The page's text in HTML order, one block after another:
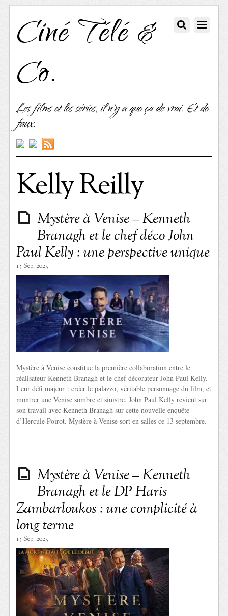
Ciné Télé &
Co.
Les films et les séries, il n'y a que ça de vrai. Et de
faux.
Kelly Reilly
Mystère à Venise – Kenneth
Branagh et le chef déco John
Paul Kelly : une perspective unique
13 Sep. 2023
Mystère à Venise constitue la première collaboration entre le
réalisateur Kenneth Branagh et le chef décorateur John Paul Kelly.
Leur défi majeur : créer le palazzo, véritable personnage du film, et
montrer une Venise sombre et sinistre. John Paul Kelly revient sur
son travail avec Kenneth Branagh sur cette nouvelle enquête
d’Hercule Poirot. Mystère à Venise sort en salles ce 13 septembre.
Mystère à Venise – Kenneth
Branagh et le DP Haris
Zambarloukos : une complicité à
long terme
13 Sep. 2023